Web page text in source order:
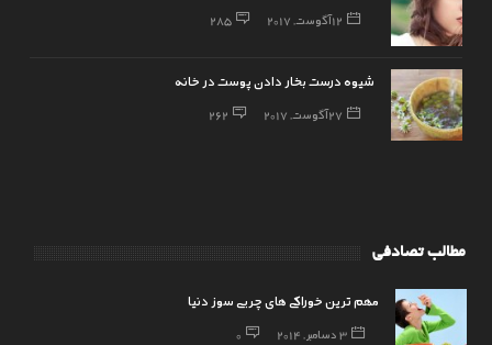
12 آگوست, 2017 285
شیوه درست بخار دادن پوست در خانه
27 آگوست, 2017 262
مطالب تصادفی
مهم ترین خوراکی های چربی سوز دنیا
3 دسامبر, 2014 0